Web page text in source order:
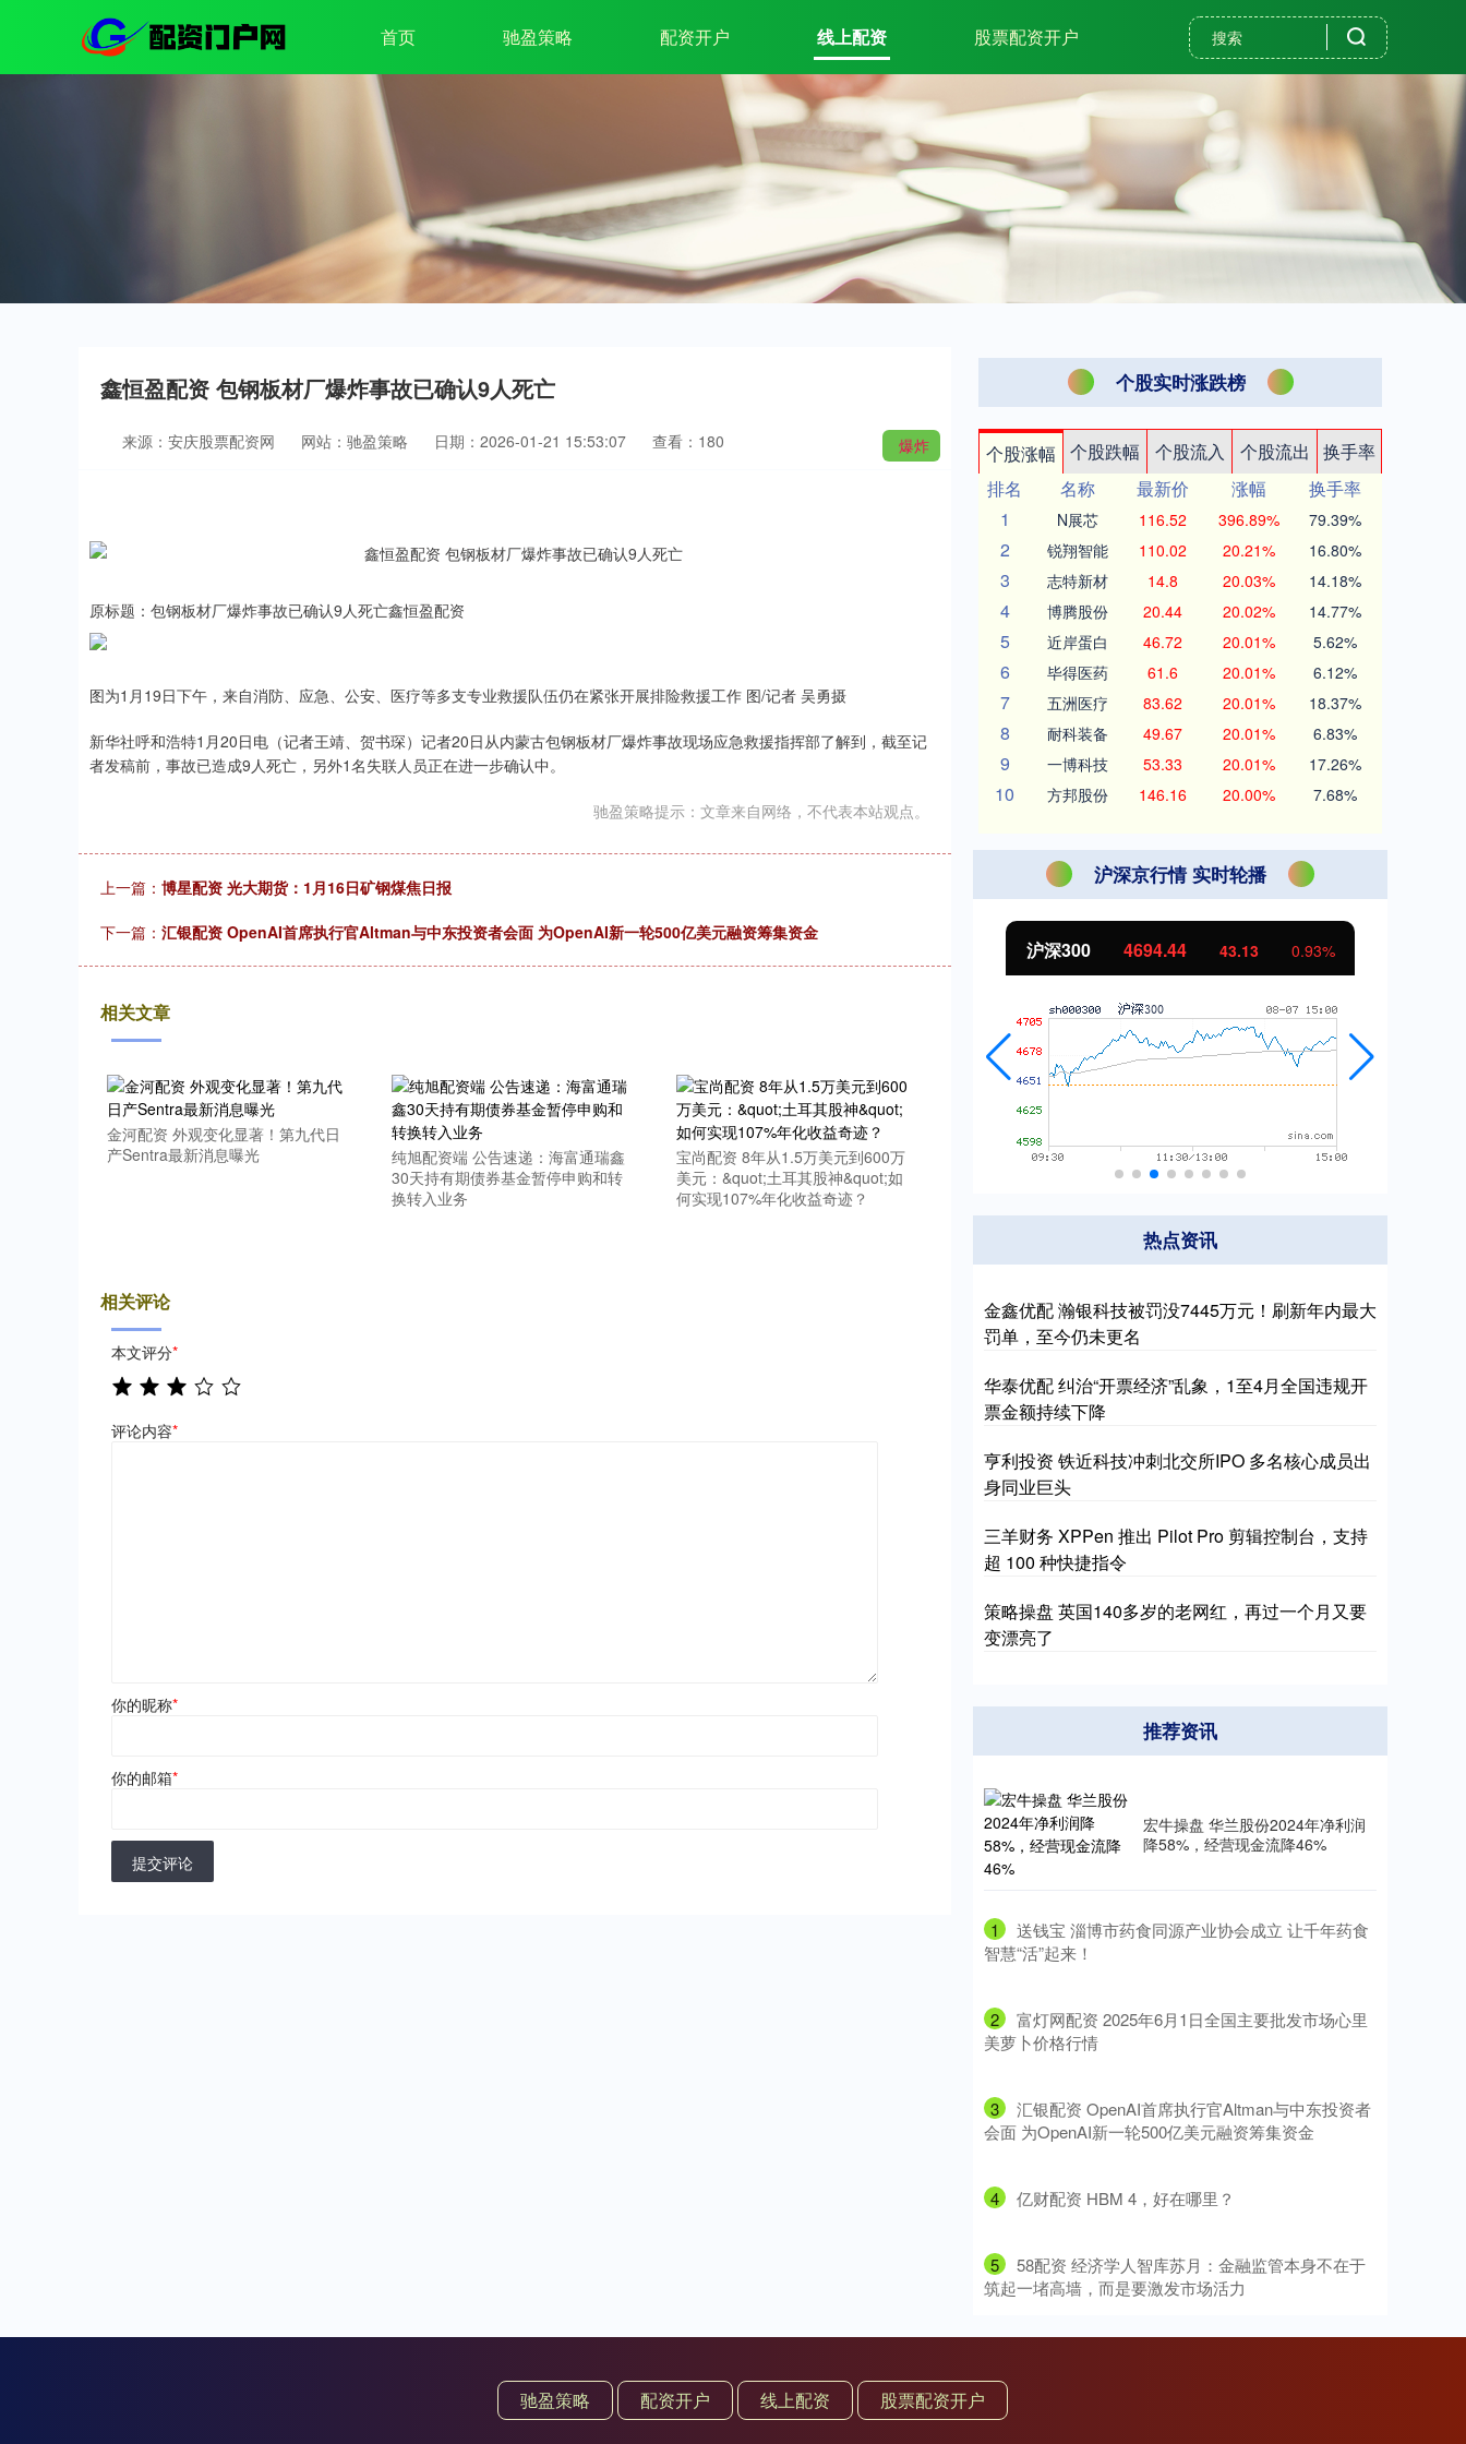
首页 驰盈策略 配资开户 线上配资 股票配资开户
鑫恒盈配资 包钢板材厂爆炸事故已确认9人死亡
爆炸
来源：安庆股票配资网 网站：驰盈策略 日期：2026-01-21 15:53:07 查看：180
原标题：包钢板材厂爆炸事故已确认9人死亡鑫恒盈配资
图为1月19日下午，来自消防、应急、公安、医疗等多支专业救援队伍仍在紧张开展排险救援工作 图/记者 吴勇摄
新华社呼和浩特1月20日电（记者王靖、贺书琛）记者20日从内蒙古包钢板材厂爆炸事故现场应急救援指挥部了解到，截至记
者发稿前，事故已造成9人死亡，另外1名失联人员正在进一步确认中。
驰盈策略提示：文章来自网络，不代表本站观点。
上一篇： 博星配资 光大期货：1月16日矿钢煤焦日报
下一篇： 汇银配资 OpenAI首席执行官Altman与中东投资者会面 为OpenAI新一轮500亿美元融资筹集资金
相关文章
金河配资 外观变化显著！第九代日
产Sentra最新消息曝光
纯旭配资端 公告速递：海富通瑞鑫
30天持有期债券基金暂停申购和转
换转入业务
宝尚配资 8年从1.5万美元到600万
美元：&quot;土耳其股神&quot;如
何实现107%年化收益奇迹？
相关评论
本文评分*
评论内容*
你的昵称*
你的邮箱*
提交评论
个股实时涨跌榜
个股涨幅 个股跌幅 个股流入 个股流出
换手率
排名
名称 最新价 涨幅
换手率
1
N展芯 116.52 396.89% 79.39%
2 锐翔智能 110.02 20.21% 16.80%
3 志特新材 14.8 20.03% 14.18%
4 博腾股份 20.44 20.02% 14.77%
5 近岸蛋白 46.72 20.01% 5.62%
6 毕得医药 61.6 20.01% 6.12%
7 五洲医疗 83.62 20.01% 18.37%
8 耐科装备 49.67 20.01% 6.83%
9 一博科技 53.33 20.01% 17.26%
10 方邦股份 146.16 20.00% 7.68%
沪深京行情 实时轮播
深证成指 北证50 1134.24 11.37 1.01%
热点资讯
金鑫优配 瀚银科技被罚没7445万元！刷新年内最大
罚单，至今仍未更名
华泰优配 纠治“开票经济”乱象，1至4月全国违规开
票金额持续下降
亨利投资 铁近科技冲刺北交所IPO 多名核心成员出
身同业巨头
三羊财务 XPPen 推出 Pilot Pro 剪辑控制台，支持
超 100 种快捷指令
策略操盘 英国140多岁的老网红，再过一个月又要
变漂亮了
推荐资讯
宏牛操盘 华兰股份2024年净利润
降58%，经营现金流降46%
1
​送钱宝 淄博市药食同源产业协会成立 让千年药食
智慧“活”起来！
2
​富灯网配资 2025年6月1日全国主要批发市场心里
美萝卜价格行情
3
​汇银配资 OpenAI首席执行官Altman与中东投资者
会面 为OpenAI新一轮500亿美元融资筹集资金
4 ​亿财配资 HBM 4，好在哪里？
5
​58配资 经济学人智库苏月：金融监管本身不在于
筑起一堵高墙，而是要激发市场活力
驰盈策略 配资开户 线上配资 股票配资开户